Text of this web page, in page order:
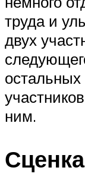
труда и
двух
ним.